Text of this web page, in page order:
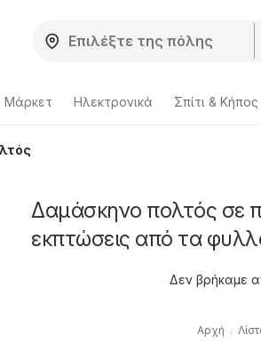
Μάρκετ Hλεκτρονικά Σπίτι & Κήπος
Δαμάσκηνο πολτός σε
εκπτώσεις από τα
Δεν βρήκαμε
Αρχή